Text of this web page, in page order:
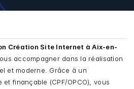
Création Site Internet à Aix-en-
accompagner dans la réalisation
et moderne. Grâce à un
finançable (CPF/OPCO), vous